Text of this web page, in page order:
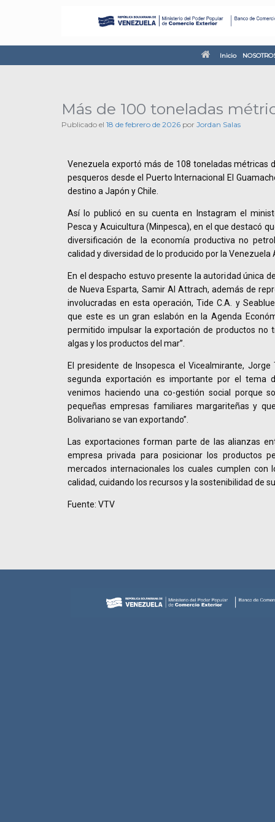
Inicio
Más de 100 toneladas
Publicado el 18 de febrero de 2026 por Jordan Salas
Venezuela exportó más de 108 toneladas métricas
pesqueros desde el Puerto Internacional El
destino a Japón y Chile.
Así lo publicó en su cuenta en Instagram el
Pesca y Acuicultura (Minpesca), en el que destacó
diversificación de la economía productiva no
calidad y diversidad de lo producido por la Venezuela
En el despacho estuvo presente la autoridad única
de Nueva Esparta, Samir Al Attrach, además de
involucradas en esta operación, Tide C.A. y
que este es un gran eslabón en la Agenda
permitido impulsar la exportación de productos no
algas y los productos del mar”.
El presidente de Insopesca el Vicealmirante,
segunda exportación es importante por el tema
venimos haciendo una co-gestión social porque
pequeñas empresas familiares margariteñas y
Bolivariano se van exportando”.
Las exportaciones forman parte de las alianzas
empresa privada para posicionar los productos
mercados internacionales los cuales cumplen con
calidad, cuidando los recursos y la sostenibilidad de
Fuente: VTV